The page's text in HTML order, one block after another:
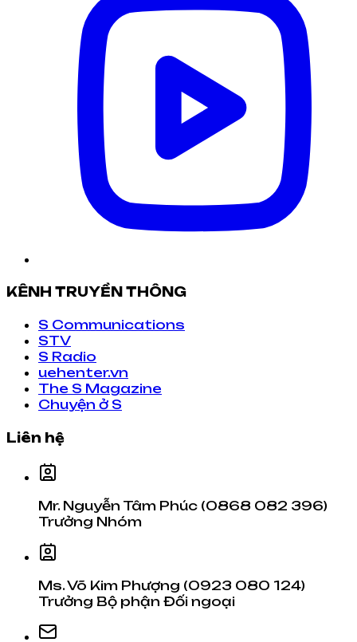
KÊNH TRUYỀN THÔNG
S Communications
STV
S Radio
uehenter.vn
The S Magazine
Chuyện ở S
Liên hệ
Mr. Nguyễn Tâm Phúc (0868 082 396)
Trưởng Nhóm
Ms. Võ Kim Phượng (0923 080 124)
Trưởng Bộ phận Đối ngoại